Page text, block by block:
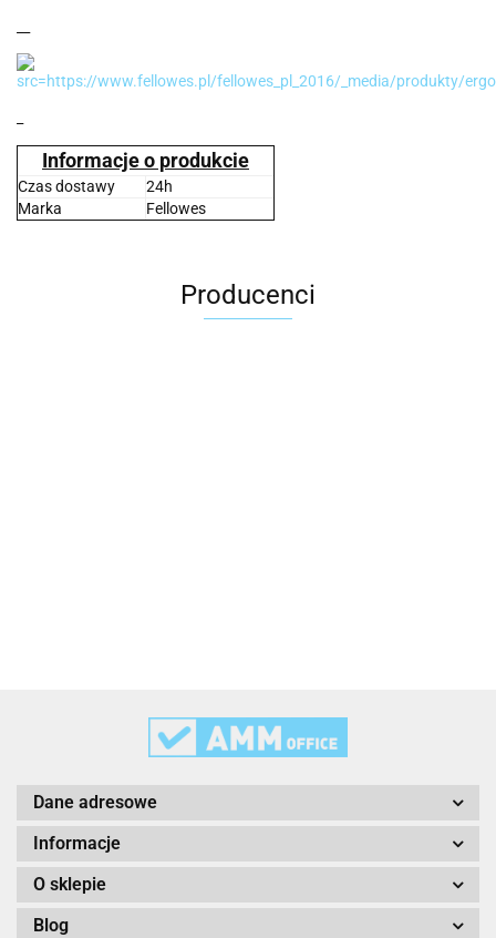
Informacje o produkcie
Czas dostawy
24h
Marka
Fellowes
Producenci
Dane adresowe
Informacje
O sklepie
Blog